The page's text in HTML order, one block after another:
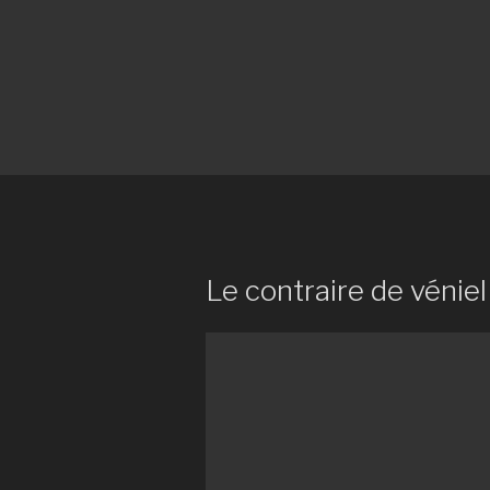
Le contraire de véniel